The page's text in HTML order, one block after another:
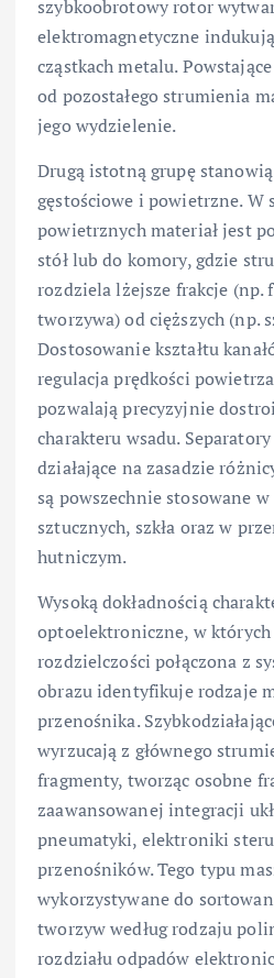
szybkoobrotowy rotor
elektromagnetyczne
cząstkach metalu.
od pozostałego strumienia
jego wydzielenie.
Drugą istotną grupę
gęstościowe i powietrzne. W
powietrznych materiał jest
stół lub do komory, gdzie
rozdziela lżejsze frakcje (np.
tworzywa) od cięższych (np.
Dostosowanie kształtu
regulacja prędkości
pozwalają precyzyjnie
charakteru wsadu.
działające na zasadzie
są powszechnie stosowane
sztucznych, szkła oraz w
hutniczym.
Wysoką dokładnością
optoelektroniczne, w których
rozdzielczości połączona z
obrazu identyfikuje rodzaje
przenośnika.
wyrzucają z głównego
fragmenty, tworząc osobne
zaawansowanej integracji
pneumatyki, elektroniki
przenośników. Tego typu
wykorzystywane do
tworzyw według rodzaju
rozdziału odpadów